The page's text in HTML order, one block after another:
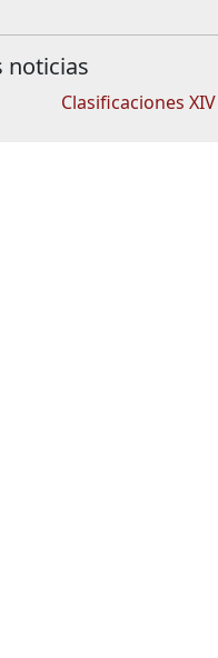
noticias
Clasificaciones